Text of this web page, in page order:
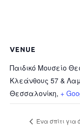
VENUE
Παιδικό Μουσείο
Κλεάνθους 57 &
Θεσσαλονίκη, +
Ένα σπίτι για